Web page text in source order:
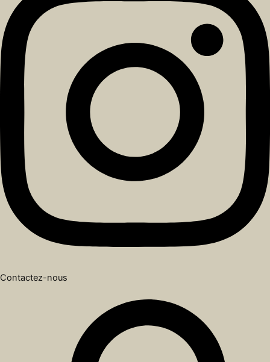
Contactez-nous